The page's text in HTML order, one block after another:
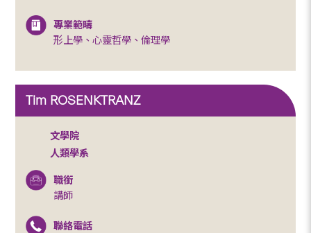
專業範疇
形上學、心靈哲學、倫理學
Tim ROSENKTRANZ
文學院
人類學系
職銜
講師
聯絡電話